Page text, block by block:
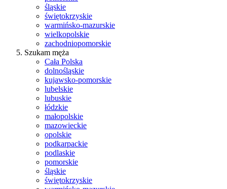
śląskie
świętokrzyskie
warmińsko-mazurskie
wielkopolskie
zachodniopomorskie
Szukam męża
Cała Polska
dolnośląskie
kujawsko-pomorskie
lubelskie
lubuskie
łódzkie
małopolskie
mazowieckie
opolskie
podkarpackie
podlaskie
pomorskie
śląskie
świętokrzyskie